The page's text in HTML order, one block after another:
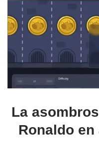
La
Ronaldo